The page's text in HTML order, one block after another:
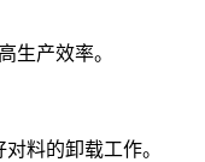
生产效率。
对料的卸载工作。